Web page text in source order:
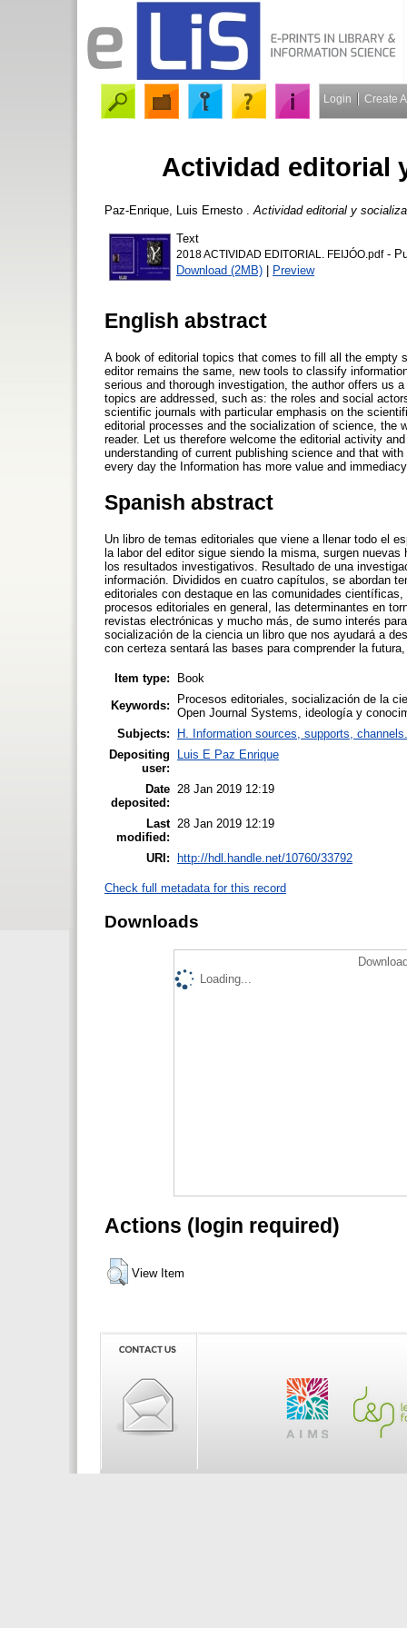
Login Create
Actividad editorial
Paz-Enrique, Luis Ernesto Actividad editorial y
Text
2018 ACTIVIDAD EDITORIAL. FEIJÓO.pdf-
Download (2MB) | Preview
English abstract
A book of editorial topics that comes to fill all the empty
editor remains the same, new tools to classify
serious and thorough investigation, the author offers us
topics are addressed, such as: the roles and social
scientific journals with particular emphasis on the
editorial processes and the socialization of science, the
reader. Let us therefore welcome the editorial activity
understanding of current publishing science and that
every day the Information has more value and
Spanish abstract
Un libro de temas editoriales que viene a llenar todo el
la labor del editor sigue siendo la misma, surgen
los resultados investigativos. Resultado de una
información. Divididos en cuatro capítulos, se abordan
editoriales con destaque en las comunidades
procesos editoriales en general, las determinantes en
revistas electrónicas y mucho más, de sumo interés
socialización de la ciencia un libro que nos ayudará a
con certeza sentará las bases para comprender la
Item type:
Book
Keywords:
Procesos editoriales, socialización de la
Open Journal Systems, ideología y
Subjects:
H. Information sources, supports, channels.
Depositing
user:
Luis E Paz Enrique
Date
deposited:
28 Jan 2019 12:19
Last
modified:
28 Jan 2019 12:19
URI: http://hdl.handle.net/10760/33792
Check full metadata for this record
Downloads
Loading...
Actions (login required)
View Item